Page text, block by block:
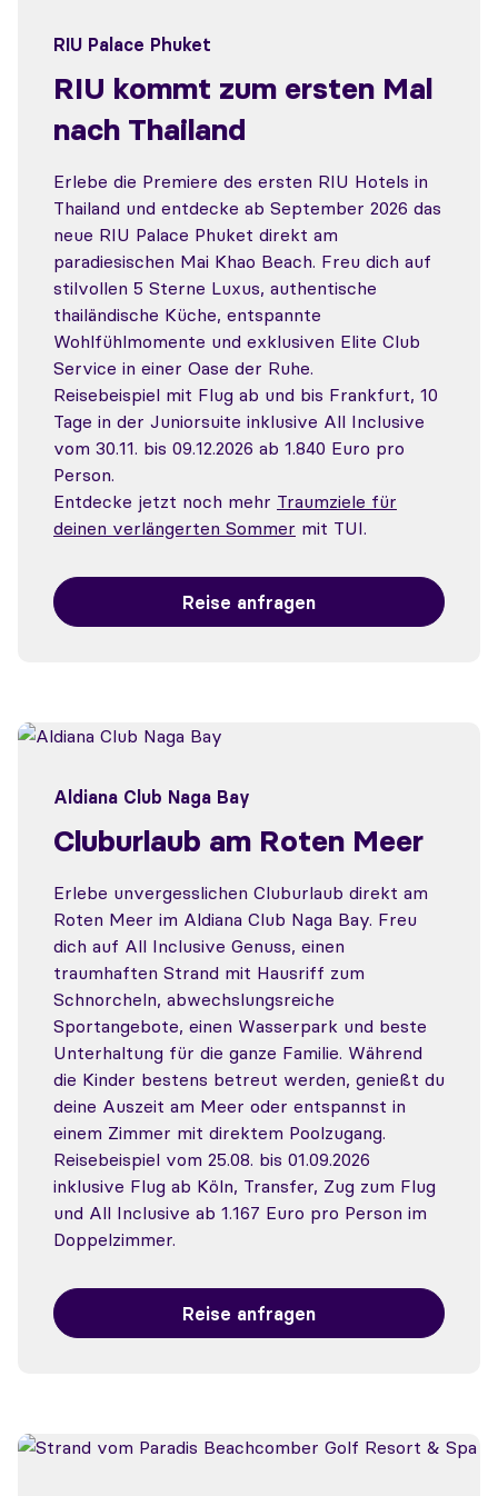
RIU Palace Phuket
RIU kommt zum ersten Mal
nach Thailand
Erlebe die Premiere des ersten RIU Hotels in
Thailand und entdecke ab September 2026 das
neue RIU Palace Phuket direkt am
paradiesischen Mai Khao Beach. Freu dich auf
stilvollen 5 Sterne Luxus, authentische
thailändische Küche, entspannte
Wohlfühlmomente und exklusiven Elite Club
Service in einer Oase der Ruhe.
Reisebeispiel mit Flug ab und bis Frankfurt, 10
Tage in der Juniorsuite inklusive All Inclusive
vom 30.11. bis 09.12.2026 ab 1.840 Euro pro
Person.
Entdecke jetzt noch mehr Traumziele für
deinen verlängerten Sommer mit TUI.
Reise anfragen
Aldiana Club Naga Bay
Cluburlaub am Roten Meer
Erlebe unvergesslichen Cluburlaub direkt am
Roten Meer im Aldiana Club Naga Bay. Freu
dich auf All Inclusive Genuss, einen
traumhaften Strand mit Hausriff zum
Schnorcheln, abwechslungsreiche
Sportangebote, einen Wasserpark und beste
Unterhaltung für die ganze Familie. Während
die Kinder bestens betreut werden, genießt du
deine Auszeit am Meer oder entspannst in
einem Zimmer mit direktem Poolzugang.
Reisebeispiel vom 25.08. bis 01.09.2026
inklusive Flug ab Köln, Transfer, Zug zum Flug
und All Inclusive ab 1.167 Euro pro Person im
Doppelzimmer.
Reise anfragen